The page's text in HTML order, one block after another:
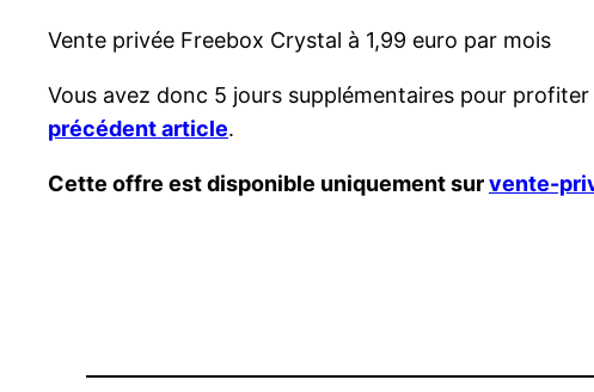
Vente privée Freebox Crystal à 1,99 euro par mois
Vous avez donc 5 jours supplémentaires pour
précédent article.
Cette offre est disponible uniquement survente-